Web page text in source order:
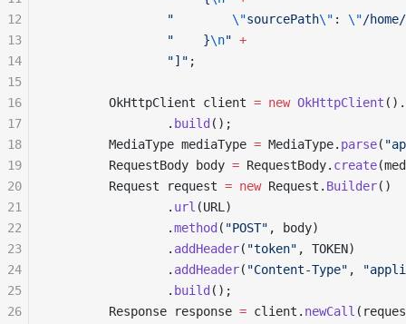
                "
\"sourcePath\" : \"/
                "    }
\n" +
                "]"
;
        OkHttpClient client
= new OkHttpClient ().
                .
build ();
        MediaType mediaType
= MediaType. parse(
        RequestBody body
= RequestBody. create
        Request request
= new Request. Builder()
                .
url (URL)
                .
method ( "POST" , body)
                .
addHeader( "token" , TOKEN)
                .
addHeader( "Content-Type" ,
                .
build ();
        Response response
= client. newCall
12
13
14
15
16
17
18
19
20
21
22
23
24
25
26